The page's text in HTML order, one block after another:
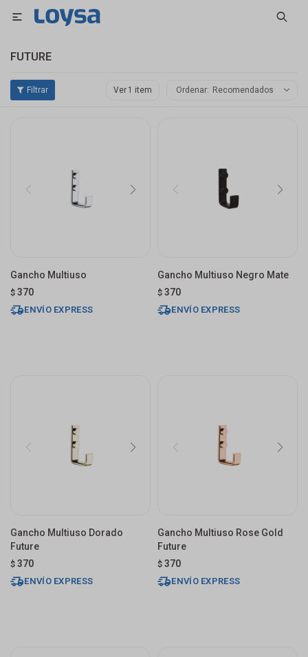

FUTURE
Ver Recomendados
Gancho Multiuso
$ 370
ENVÍO EXPRESS
Gancho Multiuso Negro Mate
$ 370
ENVÍO EXPRESS
Gancho Multiuso Dorado
Future
$ 370
ENVÍO EXPRESS
Gancho Multiuso Rose Gold
Future
$ 370
ENVÍO EXPRESS